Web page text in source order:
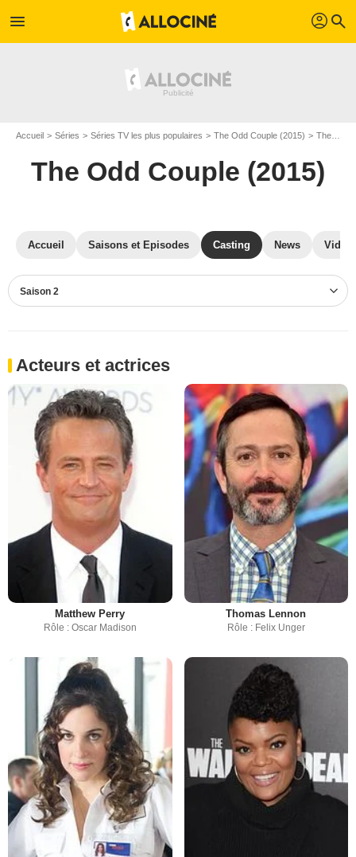
menu profil search
Accueil Séries Séries TV les plus populaires The Odd Couple (2015) The Odd Couple (2015) S02
The Odd Couple (2015)
Accueil Saisons et Episodes Casting News
Saison 2
Acteurs et actrices
Matthew Perry
Rôle : Oscar Madison
Thomas Lennon
Rôle : Felix Unger